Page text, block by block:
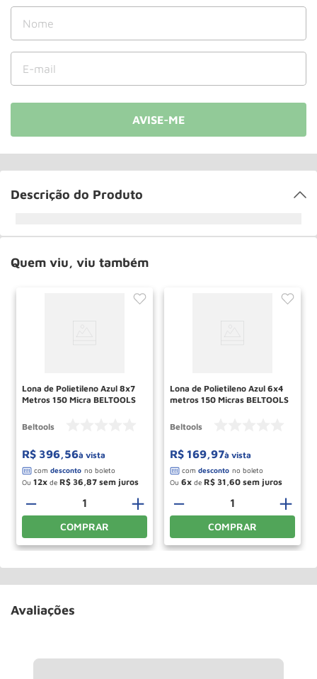
Descrição do Produto
Quem viu, viu também
Lona de Polietileno Azul 8x7
Metros 150 Micra BELTOOLS
Beltools
R$ 396 56à vista
Ou 12 de R$ 36 87
＋
－
COMPRAR
Lona de Polietileno Azul 6x4
metros 150 Micras BELTOOLS
Beltools
R$ 169 97à vista
Ou 6 de R$ 31 60
＋
－
COMPRAR
Avaliações
10º Paleteira